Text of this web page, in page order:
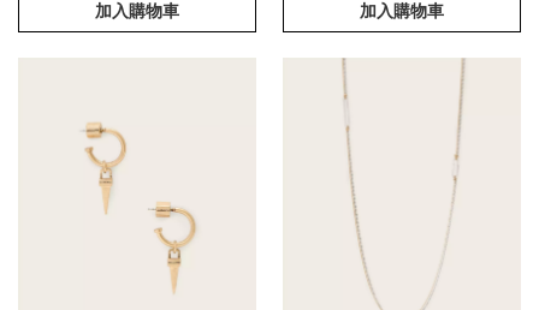
加入購物車 加入購物車